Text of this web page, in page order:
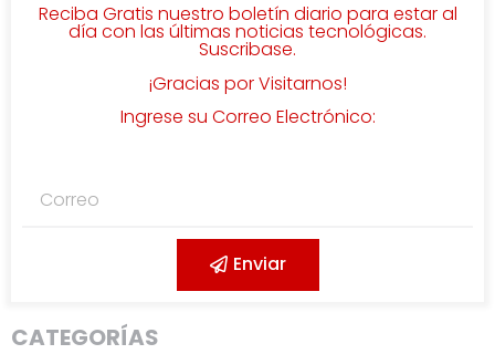
Reciba Gratis nuestro boletín diario para estar al
día con las últimas noticias tecnológicas.
Suscribase.
¡Gracias por Visitarnos!
Ingrese su Correo Electrónico:
Enviar
CATEGORÍAS